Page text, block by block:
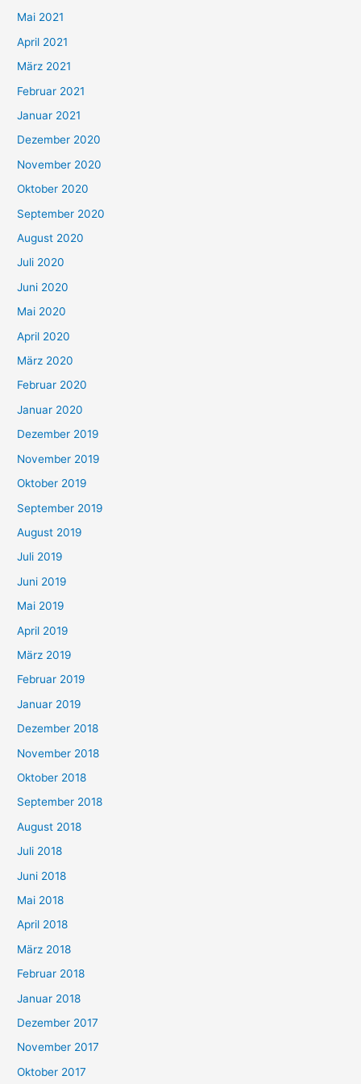
h
:
Mai 2021
April 2021
März 2021
Februar 2021
Januar 2021
Dezember 2020
November 2020
Oktober 2020
September 2020
August 2020
Juli 2020
Juni 2020
Mai 2020
April 2020
März 2020
Februar 2020
Januar 2020
Dezember 2019
November 2019
Oktober 2019
September 2019
August 2019
Juli 2019
Juni 2019
Mai 2019
April 2019
März 2019
Februar 2019
Januar 2019
Dezember 2018
November 2018
Oktober 2018
September 2018
August 2018
Juli 2018
Juni 2018
Mai 2018
April 2018
März 2018
Februar 2018
Januar 2018
Dezember 2017
November 2017
Oktober 2017